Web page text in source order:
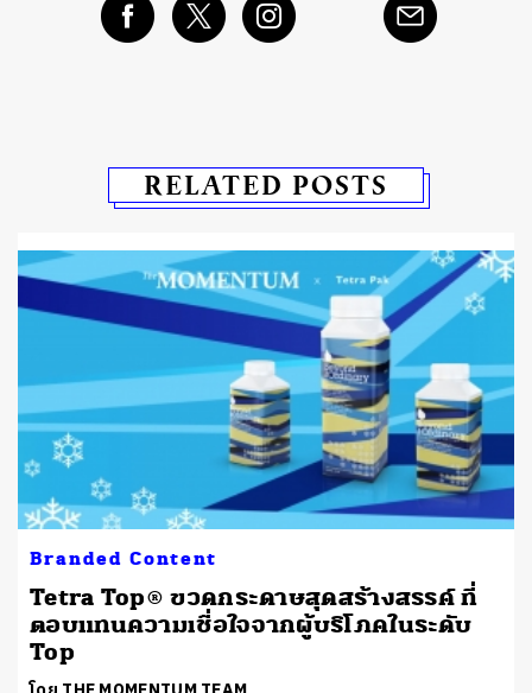
RELATED POSTS
Branded Content
Tetra Top® ขวดกระดาษสุดสร้างสรรค์ ที่
ตอบแทนความเชื่อใจจากผู้บริโภคในระดับ
Top